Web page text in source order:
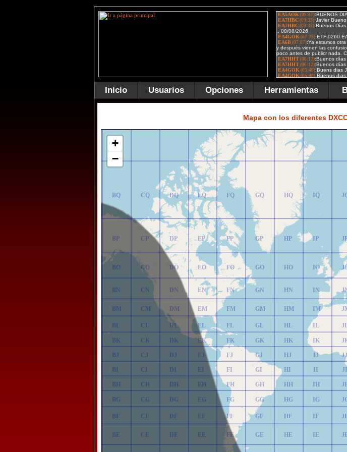
Inicio Usuarios Opciones Herramientas
Mapa con los diferentes
BE
BF
BG
BH
BI
BJ
BK
BL
BM
BN
BO
BP
BQ
BR
CE
CF
CG
CH
CI
CJ
CK
CL
CM
CN
CO
CP
CQ
CR
DE
DF
DG
DH
DI
DJ
DK
DL
DM
DN
DO
DP
DQ
DR
EE
EF
EG
EH
EI
EJ
EK
EL
EM
EN
EO
EP
EQ
ER
FE
FF
FG
FH
FI
FJ
FK
FL
FM
FN
FO
FP
FQ
FR
GE
GF
GG
GH
GI
GJ
GK
GL
GM
GN
GO
GP
GQ
GR
HE
HF
HG
HH
HI
HJ
HK
HL
HM
HN
HO
HP
HQ
HR
IE
IF
IG
IH
II
IJ
IK
IL
IM
IN
IO
IP
IQ
IR
JI
JJ
+
−